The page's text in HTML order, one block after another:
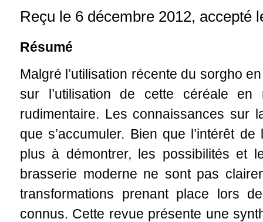
Reçu le 6 décembre 2012, accepté
Résumé
Malgré l’utilisation récente du sorgho
sur l’utilisation de cette céréale
rudimentaire. Les connaissances sur
que s’accumuler. Bien que l’intérêt
plus à démontrer, les possibilités et
brasserie moderne ne sont pas
transformations prenant place lors
connus. Cette revue présente une